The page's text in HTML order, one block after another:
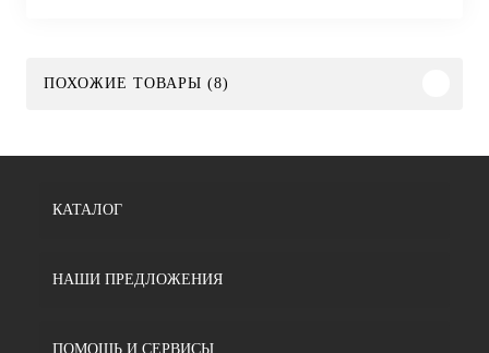
ПОХОЖИЕ ТОВАРЫ (8)
КАТАЛОГ
НАШИ ПРЕДЛОЖЕНИЯ
ПОМОЩЬ И СЕРВИСЫ